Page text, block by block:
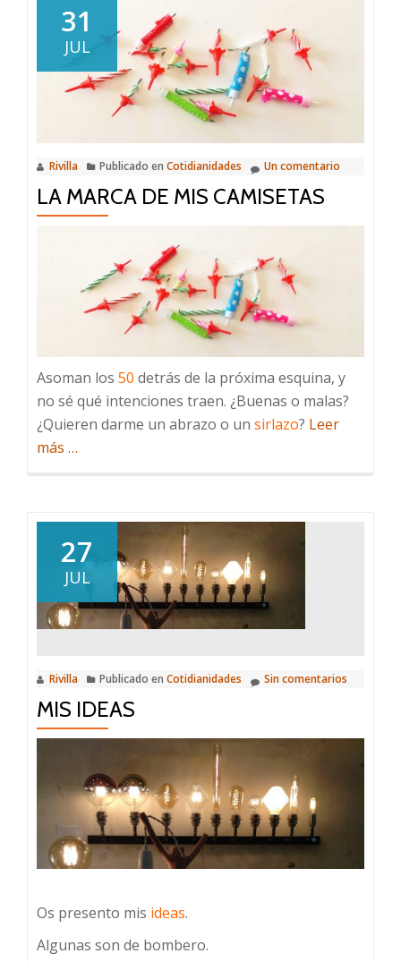
vuelves?
31
JUL
Rivilla Publicado en Cotidianidades Un comentario
LA MARCA DE MIS CAMISETAS
Asoman los 50 detrás de la próxima esquina, y
no sé qué intenciones traen. ¿Buenas o malas?
¿Quieren darme un abrazo o un sirlazo? Leer
más acerca
de
mis
camisetas
…
27
JUL
Rivilla Publicado en Cotidianidades Sin comentarios
MIS IDEAS
Os presento mis ideas.
Algunas son de bombero.